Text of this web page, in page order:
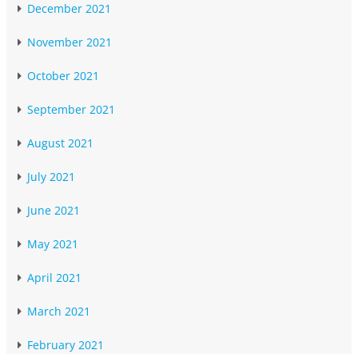
December 2021
November 2021
October 2021
September 2021
August 2021
July 2021
June 2021
May 2021
April 2021
March 2021
February 2021